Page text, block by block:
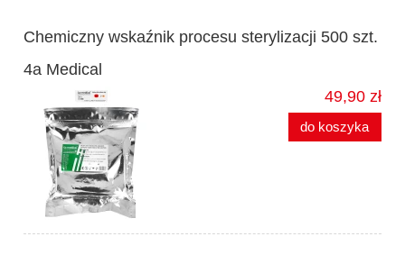
Chemiczny wskaźnik procesu sterylizacji 500 szt.
4a Medical
49,90 zł
do koszyka